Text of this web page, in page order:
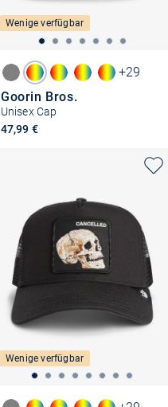
Wenige verfügbar
+29
Goorin Bros.
Unisex Cap
47,99 €
Wenige verfügbar